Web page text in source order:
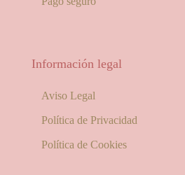
Información legal
Aviso Legal
Política de Privacidad
Política de Cookies